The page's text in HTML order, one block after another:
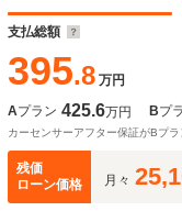
クカメラ ハーフ
支払総額
395.8 万円
Aプラン 425.6万円 Bプ
カーセンサーアフター保証がBプ
残価
ローン価格
月々